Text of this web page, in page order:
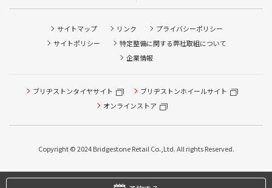
サイトマップ リンク
プライバシーポリシー
サイトポリシー
特定整備に関する弊社取組について
企業情報
ブリヂストンタイヤサイト
ブリヂストンホイールサイト
オンラインストア
Copyright © 2024 Bridgestone Retail Co.,Ltd. All rights Reserved.
ピット作業の予約